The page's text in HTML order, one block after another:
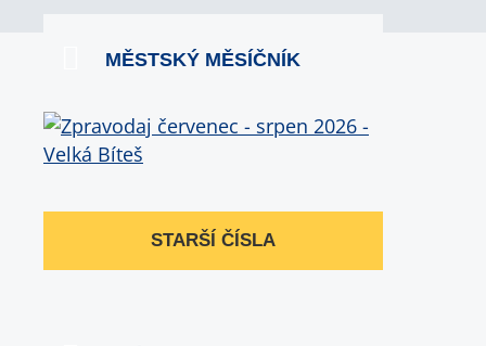
MĚSTSKÝ MĚSÍČNÍK
STARŠÍ ČÍSLA